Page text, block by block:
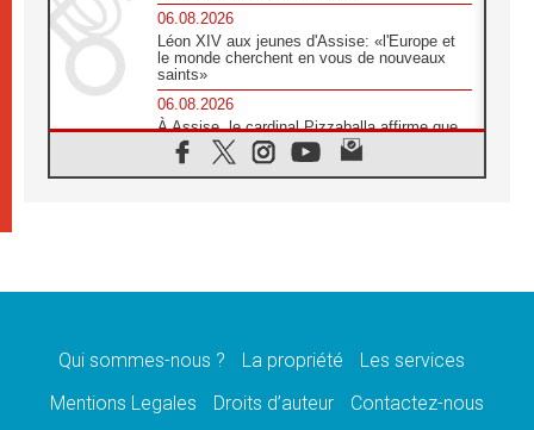
06.08.2026
Léon XIV aux jeunes d'Assise: «l'Europe et
le monde cherchent en vous de nouveaux
saints»
06.08.2026
À Assise, le cardinal Pizzaballa affirme que
«les chrétiens veulent la paix»
06.08.2026
message de paix et de dignité humaine»
«La visite du Pape en Uruguay renforcera
Qui sommes-nous ? La propriété
Les services
Mentions Legales
Droits d’auteur Contactez-nous